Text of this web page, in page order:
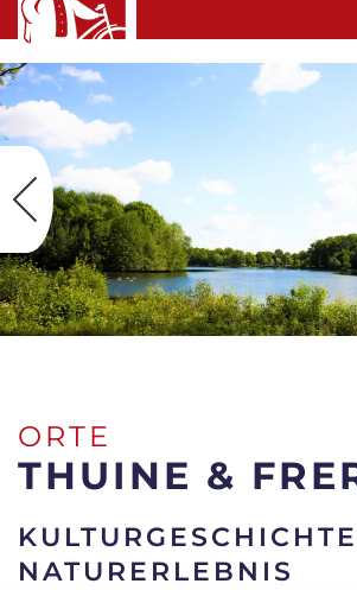
ORTE
THUINE &
NATURERLEBNIS